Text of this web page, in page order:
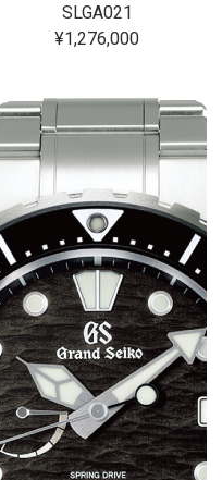
SLGA021
¥1,276,000